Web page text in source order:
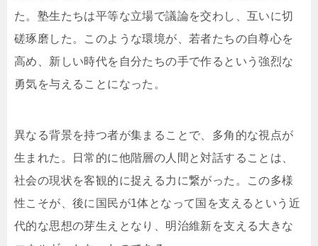
た。塾生たちは平等な立場で議論を交わし、互いに切
磋琢磨した。このような環境が、若者たちの自尊心を
高め、新しい時代を自分たちの手で作るという強烈な
勇気を与えることになった。
異なる背景を持つ者が集まることで、多角的な視点が
生まれた。日常的に他階層の人間と対話することは、
社会の現状を客観的に捉える力に繋がった。この多様
性こそが、後に国民が1体となって国を支えるという近
代的な思想の芽生えとなり、明治維新を支える大きな